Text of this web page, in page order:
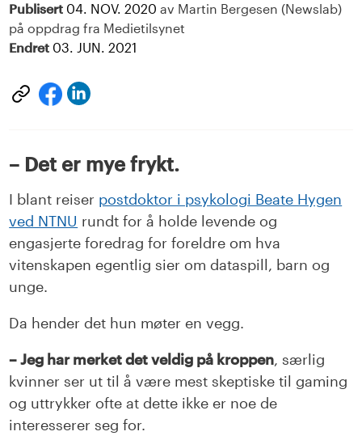
Publisert 04. NOV. 2020 av Martin Bergesen (Newslab)
på oppdrag fra Medietilsynet
Endret 03. JUN. 2021
Del Del
– Det er mye frykt.
I blant reiser postdoktor i psykologi Beate Hygen
ved NTNU rundt for å holde levende og
engasjerte foredrag for foreldre om hva
vitenskapen egentlig sier om dataspill, barn og
unge.
Da hender det hun møter en vegg.
– Jeg har merket det veldig på kroppen, særlig
kvinner ser ut til å være mest skeptiske til gaming
og uttrykker ofte at dette ikke er noe de
interesserer seg for.